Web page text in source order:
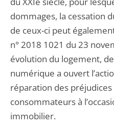
dommages, la cessation
de ceux-ci peut
n° 2018 1021 du 23
évolution du logement,
numérique a ouvert
réparation des
consommateurs à
immobilier.